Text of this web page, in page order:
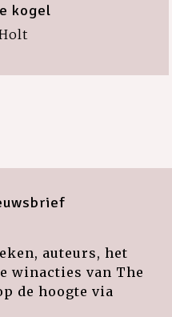
kogel
auteurs, het
winacties van The
de hoogte via